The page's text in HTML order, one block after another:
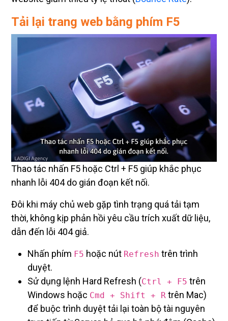
Thao tác nhấn F5 hoặc Ctrl + F5 giúp khắc phục
nhanh lỗi 404 do gián đoạn kết nối.
thời, không kịp phản hồi yêu cầu trích xuất dữ liệu,
dẫn đến lỗi 404 giả.
duyệt.
Sử dụng lệnh Hard Refresh (
Windows hoặcCmd + Shift + R
trên Mac)
để buộc trình duyệt tải lại toàn bộ tài nguyên
trực tiếp từ Server, bỏ qua bộ nhớ đệm (Cache)